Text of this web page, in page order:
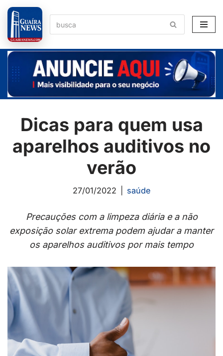
Pular
para
o
conteúdo
Dicas para quem usa
aparelhos auditivos no
verão
27/01/2022 saúde
Precauções com a limpeza diária e a não
exposição solar extrema podem ajudar a manter
os aparelhos auditivos por mais tempo